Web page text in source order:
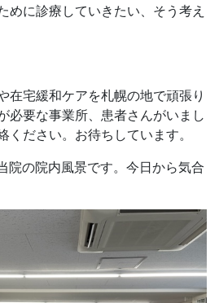
めに診療していきたい、そう考え
在宅緩和ケアを札幌の地で頑張り
必要な事業所、患者さんがいまし
ください。お待ちしています。
院の院内風景です。今日から気合